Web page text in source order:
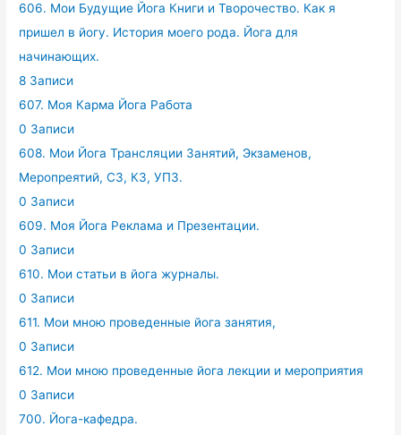
606. Мои Будущие Йога Книги и Творочество. Как я
пришел в йогу. История моего рода. Йога для
начинающих.
8 Записи
607. Моя Карма Йога Работа
0 Записи
608. Мои Йога Трансляции Занятий, Экзаменов,
Меропреятий, СЗ, КЗ, УПЗ.
0 Записи
609. Моя Йога Реклама и Презентации.
0 Записи
610. Мои статьи в йога журналы.
0 Записи
611. Мои мною проведенные йога занятия,
0 Записи
612. Мои мною проведенные йога лекции и мероприятия
0 Записи
700. Йога-кафедра.